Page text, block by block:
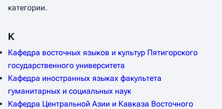
категории.
К
Кафедра восточных языков и культур Пятигорского
государственного университета
Кафедра иностранных языках факультета
гуманитарных и социальных наук
Кафедра Центральной Азии и Кавказа Восточного